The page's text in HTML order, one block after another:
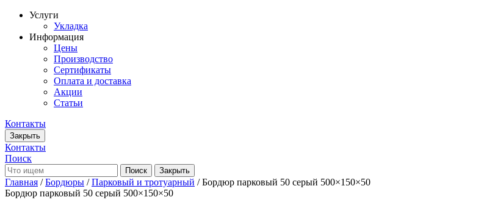
Услуги
Укладка
Информация
Цены
Производство
Сертификаты
Оплата и доставка
Акции
Статьи
Контакты
Закрыть
Контакты
Поиск
Закрыть
Главная /Бордюры /Парковый и тротуарный / Бордюр парковый 50 серый 500×150×50
Бордюр парковый 50 серый 500×150×50